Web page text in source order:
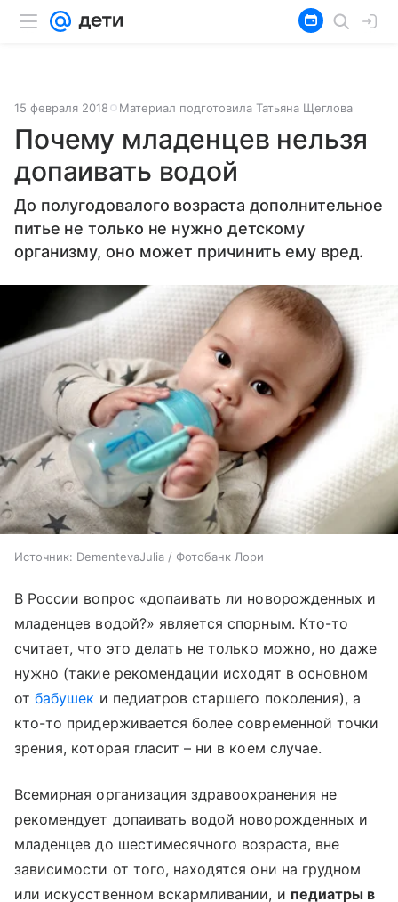
15 февраля 2018 Материал подготовила Татьяна Щеглова
Почему младенцев нельзя
допаивать водой
До полугодовалого возраста дополнительное
питье не только не нужно детскому
организму, оно может причинить ему вред.
Источник: DementevaJulia / Фотобанк Лори
В России вопрос «допаивать ли новорожденных и
младенцев водой?» является спорным. Кто-то
считает, что это делать не только можно, но даже
нужно (такие рекомендации исходят в основном
отбабушек и педиатров старшего поколения), а
кто-то придерживается более современной точки
зрения, которая гласит – ни в коем случае.
Всемирная организация здравоохранения не
рекомендует допаивать водой новорожденных и
младенцев до шестимесячного возраста, вне
зависимости от того, находятся они на грудном
или искусственном вскармливании, и педиатры в